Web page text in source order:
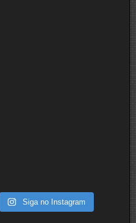
Siga no Instagram